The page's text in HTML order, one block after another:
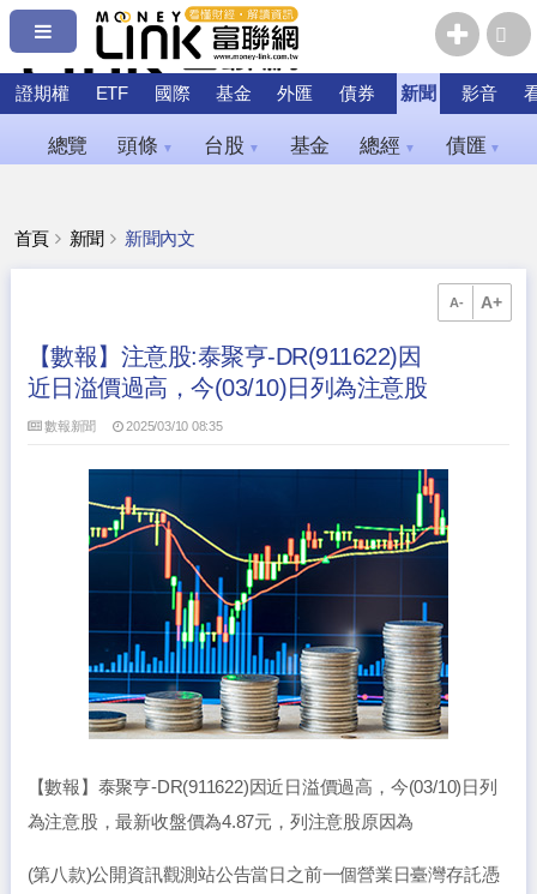
證期權 ETF 國際 基金 外匯 債券 新聞 影音
總覽 頭條 ▼ 台股 ▼ 基金 總經 ▼ 債匯 ▼
首頁 新聞 新聞內文
A- A+
【數報】注意股:泰聚亨-DR(911622)因
近日溢價過高，今(03/10)日列為注意股
數報新聞 2025/03/10 08:35
【數報】泰聚亨-DR(911622)因近日溢價過高，今(03/10)日列
為注意股，最新收盤價為4.87元，列注意股原因為
(第八款)公開資訊觀測站公告當日之前一個營業日臺灣存託憑